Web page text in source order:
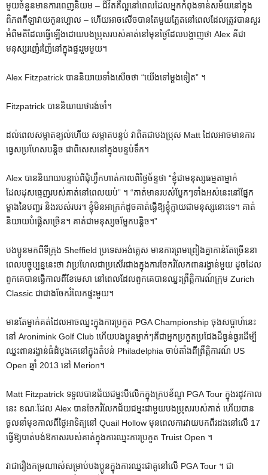
មួយចំនួនមានការពេញនិយម – ជីវិតគឺល្អនៅពេលដែលអ្នកកំពុងទាន់សម័យនៅក្នុង
ពិភពកីឡាវាយកូនហ្គោល – ហើយអាចសើចបានតែមួយភ្លែតនៅពេលដែលត្រូវបានសួរ
អំពីមតិដែលធ្វើឡើងដោយបងប្រុសរបស់គាត់នៅមុនថ្ងៃដែលបង្ហាញថា Alex គឺជា
មនុស្សរញ៉េរញ៉ៃនៅក្នុងផ្ទះរួមមួយ។
Alex Fitzpatrick បាននិយាយទាំងសើចថា “យើងទៅម្តងទៀត” ។
Fitzpatrick បាននិយាយថារង់ចាំ។
ដល់ពេលសម្អាតខ្យល់ហើយ សម្អាតបន្ទប់ វាពិតជាបងប្រុស Matt ដែលអាចមានការ
ធ្វេសប្រហែសបន្តិច ជាពិសេសនៅក្នុងបន្ទប់ទឹក។
Alex បាននិយាយបន្ទាប់ពីជុំហ្វឹកហាត់កាលពីថ្ងៃច័ន្ទថា “ខ្ញុំជាមនុស្សធម្មតាម្នាក់
ដែលដុសធ្មេញរបស់គាត់នៅពេលយប់” ។ “គាត់មានរបស់ប្លែកៗទាំងអស់នេះនៅផ្នែក
ម្ខាងនៃបញ្ជរ និងរបស់របរ។ ខ្ញុំមិនអាក្រក់ដូចគាត់ធ្វើឱ្យខ្ញុំក្លាយជាមនុស្សនោះទេ។ គាត់
និយាយបំផ្លើសច្រើន។ គាត់ជាមនុស្សចម្លែកបន្តិច។”
បងប្អូនមកពីទីក្រុង Sheffield ប្រទេសអង់គ្លេស មានការព្រមព្រៀងគ្នាកាន់តែច្រើននា
ពេលបច្ចុប្បន្ននេះថា វាប្រហែលជាប្រសើរជាងក្នុងការចែករំលែកពានរង្វាន់មួយ ដូចដែល
ពួកគេបានធ្វើកាលពីខែមេសា នៅពេលដែលពួកគេបានឈ្នះព្រឹត្តិការណ៍ក្រុម Zurich
Classic ជាជាងចែករំលែកផ្ទះមួយ។
មានតែម្នាក់គត់ដែលអាចឈ្នះក្នុងការប្រកួត PGA Championship ចុងសប្តាហ៍នេះ
នៅ Aronimink Golf Club ហើយបងប្អូនម្នាក់ៗគឺជាអ្នកប្រកួតប្រជែងដ៏ធ្ងន់ធ្ងរដើម្បី
ឈ្នះពានរង្វាន់ធំដំបូងគេនៅក្នុងតំបន់ Philadelphia ចាប់តាំងពីព្រឹត្តិការណ៍ US
Open ឆ្នាំ 2013 នៅ Merion។
Matt Fitzpatrick ទទួលបានជ័យជម្នះបីលើកក្នុងក្របខ័ណ្ឌ PGA Tour ក្នុងរដូវកាល
នេះ ខណៈដែល Alex បានចែករំលែកជ័យជម្នះជាមួយបងប្រុសរបស់គាត់ ហើយបាន
ចូលនាំមុខកាលពីថ្ងៃអាទិត្យនៅ Quail Hollow មុនពេលការវាយបកពីរដងនៅលើ 17
ធ្វើឱ្យបាត់បង់ឱកាសរបស់គាត់ក្នុងការឈ្នះការប្រកួត Truist Open ។
វាជារឿងកម្រណាស់សម្រាប់បងប្អូនក្នុងការឈ្នះជាគូនៅលើ PGA Tour ។ ជា